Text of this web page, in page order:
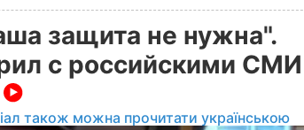
защита не нужна".
с российскими
також можна прочитати українською